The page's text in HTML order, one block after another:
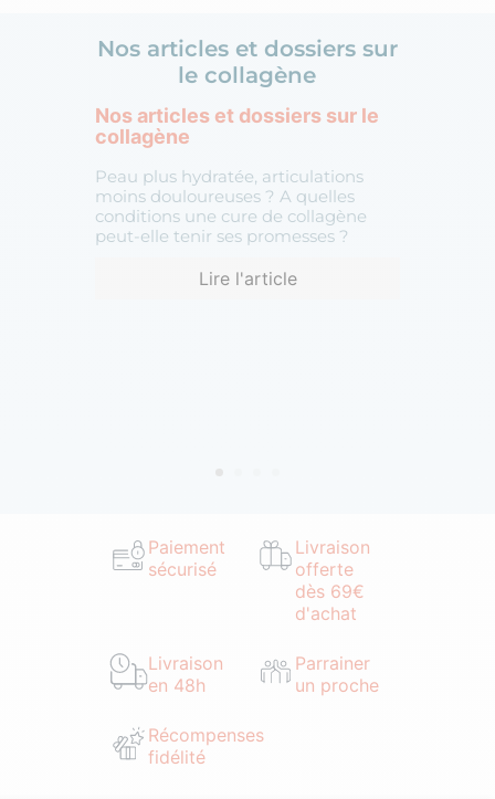
Nos articles et dossiers sur
le collagène
Nos articles et dossiers sur le
collagène
Peau plus hydratée, articulations
moins douloureuses ? A quelles
conditions une cure de collagène
peut-elle tenir ses promesses ?
Lire l'article
Paiement
sécurisé
Livraison
offerte
dès 69€
d'achat
Livraison
en 48h
Parrainer
un proche
Récompenses
fidélité